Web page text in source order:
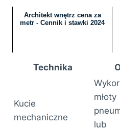
Architekt wnętrz cena za
metr - Cennik i stawki 2024
Technika
Kucie
mechaniczne
młoty
lub